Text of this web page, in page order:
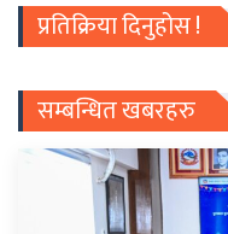
प्रतिक्रिया दिनुहोस !
सम्बन्धित खबरहरु